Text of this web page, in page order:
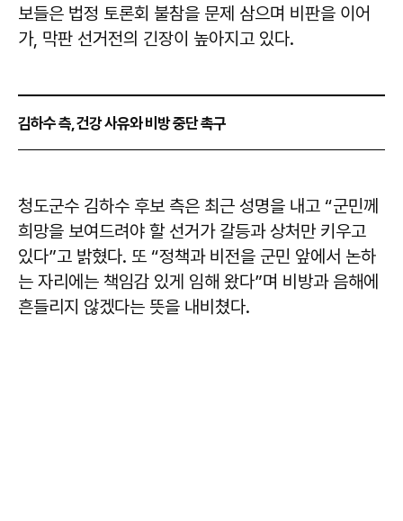
보들은 법정 토론회 불참을 문제 삼으며 비판을 이어
가, 막판 선거전의 긴장이 높아지고 있다.
김하수 측, 건강 사유와 비방 중단 촉구
청도군수 김하수 후보 측은 최근 성명을 내고 “군민께
희망을 보여드려야 할 선거가 갈등과 상처만 키우고
있다”고 밝혔다. 또 “정책과 비전을 군민 앞에서 논하
는 자리에는 책임감 있게 임해 왔다”며 비방과 음해에
흔들리지 않겠다는 뜻을 내비쳤다.